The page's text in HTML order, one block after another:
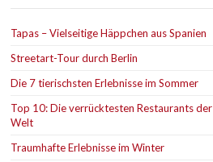
Tapas – Vielseitige Häppchen aus Spanien
Streetart-Tour durch Berlin
Die 7 tierischsten Erlebnisse im Sommer
Top 10: Die verrücktesten Restaurants der
Welt
Traumhafte Erlebnisse im Winter